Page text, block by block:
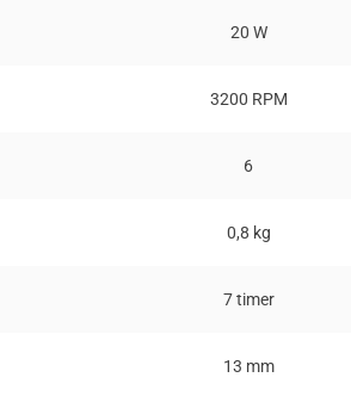
20 W
3200 RPM
6
0,8 kg
7 timer
13 mm